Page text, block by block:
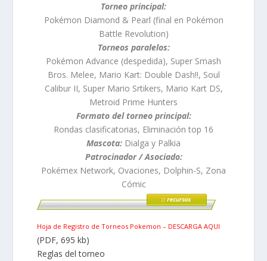
Torneo principal:
Pokémon Diamond & Pearl (final en Pokémon
Battle Revolution)
Torneos paralelos:
Pokémon Advance (despedida), Super Smash
Bros. Melee, Mario Kart: Double Dash!!, Soul
Calibur II, Super Mario Srtikers, Mario Kart DS,
Metroid Prime Hunters
Formato del torneo principal:
Rondas clasificatorias, Eliminación top 16
Mascota: Dialga y Palkia
Patrocinador / Asociado:
Pokémex Network, Ovaciones, Dolphin-S, Zona
Cómic
Hoja de Registro de Torneos Pokemon – DESCARGA AQUI
(PDF, 695 kb)
Reglas del torneo